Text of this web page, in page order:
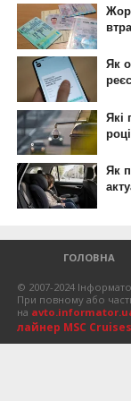
ГОЛОВНА
© 2007-2024
При повному або
на
лайнер MSC Cruises